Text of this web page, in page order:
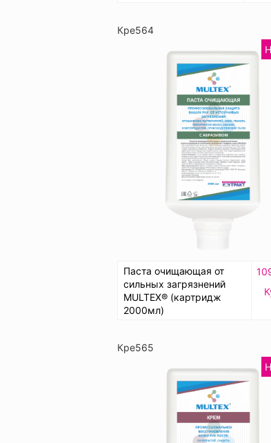
Кре564
Паста очищающая от
сильных загрязнений
MULTEX® (картридж
2000мл)
Кре565